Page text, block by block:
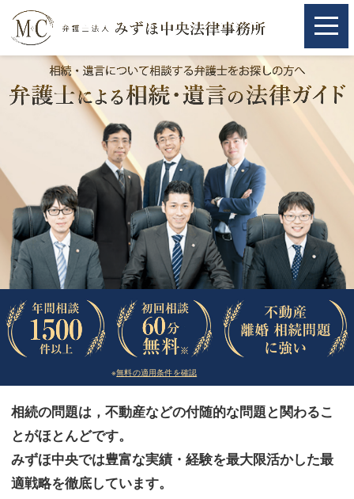
取扱分野
相続・遺言
離婚（夫婦間トラブル）
企業法務
労働問題（解雇，残業等）
刑事弁護
交通事故
法律相談など（その他）
お客様へ
みずほ中央の特長・実質編
※無料の適用条件を確認
相続の問題は，不動産などの付随的な問題と関わるこ
とがほとんどです。
みずほ中央では豊富な実績・経験を最大限活かした最
適戦略を徹底しています。
取扱分野
相続・遺言
離婚（夫婦間トラブル）
企業法務
労働問題（解雇，残業等）
刑事弁護
交通事故
法律相談など（その他）
お客様へ
みずほ中央の特長・実質編